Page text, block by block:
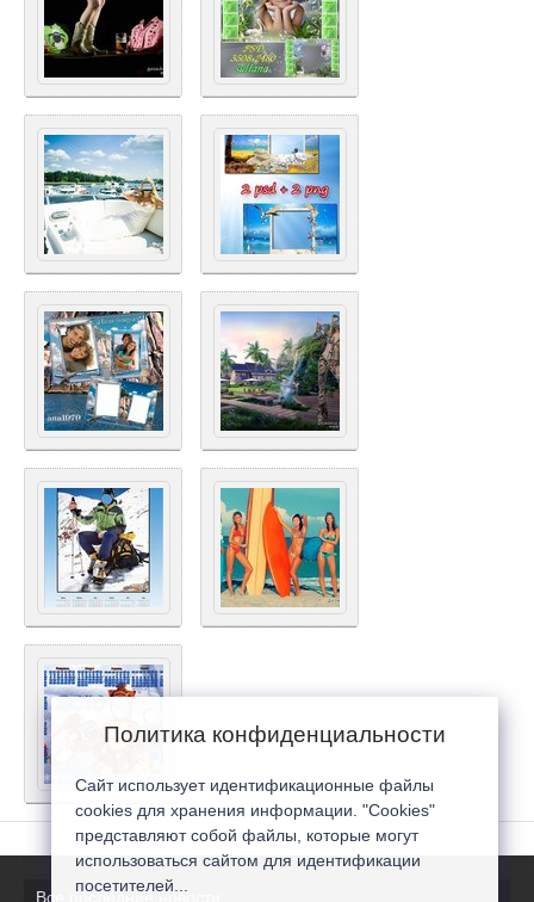
Все последние новости
Политика конфиденциальности
Сайт использует идентификационные файлы
cookies для хранения информации. "Cookies"
представляют собой файлы, которые могут
использоваться сайтом для идентификации
посетителей...